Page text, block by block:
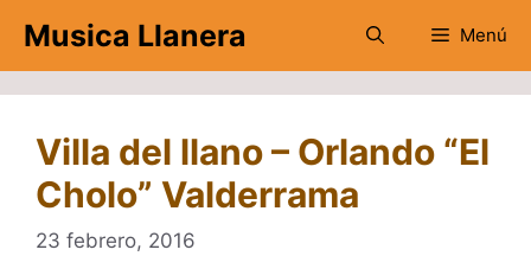
contenido
Musica Llanera Menú
Villa del llano – Orlando “El
Cholo” Valderrama
23 febrero, 2016